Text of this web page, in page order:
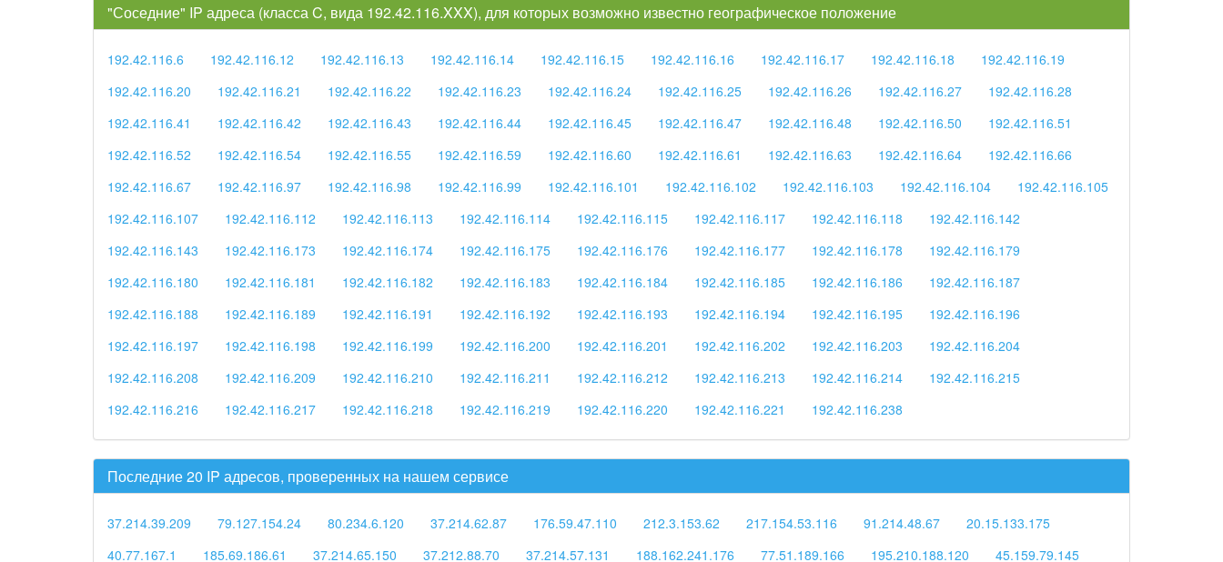
"Соседние" IP адреса (класса C, вида 192.42.116.XXX), для которых возможно известно географическое положение
192.42.116.6 192.42.116.12 192.42.116.13 192.42.116.14 192.42.116.15 192.42.116.16 192.42.116.17 192.42.116.18
192.42.116.19
192.42.116.20
192.42.116.21 192.42.116.22 192.42.116.23 192.42.116.24 192.42.116.25 192.42.116.26 192.42.116.27
192.42.116.28
192.42.116.41
192.42.116.42 192.42.116.43 192.42.116.44 192.42.116.45 192.42.116.47 192.42.116.48 192.42.116.50
192.42.116.51
192.42.116.52
192.42.116.54 192.42.116.55 192.42.116.59 192.42.116.60 192.42.116.61 192.42.116.63 192.42.116.64
192.42.116.66
192.42.116.67
192.42.116.97 192.42.116.98 192.42.116.99 192.42.116.101 192.42.116.102 192.42.116.103 192.42.116.104
192.42.116.105
192.42.116.107
192.42.116.112 192.42.116.113 192.42.116.114 192.42.116.115 192.42.116.117 192.42.116.118
192.42.116.142
192.42.116.143
192.42.116.173 192.42.116.174 192.42.116.175 192.42.116.176 192.42.116.177 192.42.116.178
192.42.116.179
192.42.116.180
192.42.116.181 192.42.116.182 192.42.116.183 192.42.116.184 192.42.116.185 192.42.116.186
192.42.116.187
192.42.116.188
192.42.116.189 192.42.116.191 192.42.116.192 192.42.116.193 192.42.116.194 192.42.116.195
192.42.116.196
192.42.116.197
192.42.116.198 192.42.116.199 192.42.116.200 192.42.116.201 192.42.116.202 192.42.116.203
192.42.116.204
192.42.116.208
192.42.116.209 192.42.116.210 192.42.116.211 192.42.116.212 192.42.116.213 192.42.116.214
192.42.116.215
192.42.116.216
192.42.116.217 192.42.116.218 192.42.116.219 192.42.116.220 192.42.116.221 192.42.116.238
Последние 20 IP адресов, проверенных на нашем сервисе
37.214.39.209 79.127.154.24 80.234.6.120 37.214.62.87 176.59.47.110 212.3.153.62 217.154.53.116 91.214.48.67
20.15.133.175
40.77.167.1
185.69.186.61 37.214.65.150 37.212.88.70 37.214.57.131 188.162.241.176 77.51.189.166 195.210.188.120 45.159.79.145